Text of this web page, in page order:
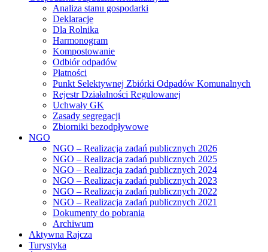
Analiza stanu gospodarki
Deklaracje
Dla Rolnika
Harmonogram
Kompostowanie
Odbiór odpadów
Płatności
Punkt Selektywnej Zbiórki Odpadów Komunalnych
Rejestr Działalności Regulowanej
Uchwały GK
Zasady segregacji
Zbiorniki bezodpływowe
NGO
NGO – Realizacja zadań publicznych 2026
NGO – Realizacja zadań publicznych 2025
NGO – Realizacja zadań publicznych 2024
NGO – Realizacja zadań publicznych 2023
NGO – Realizacja zadań publicznych 2022
NGO – Realizacja zadań publicznych 2021
Dokumenty do pobrania
Archiwum
Aktywna Rajcza
Turystyka